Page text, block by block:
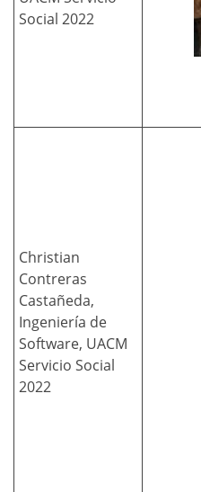
Social 2022
Christian
Contreras
Castañeda,
Ingeniería de
Software, UACM
Servicio Social
2022